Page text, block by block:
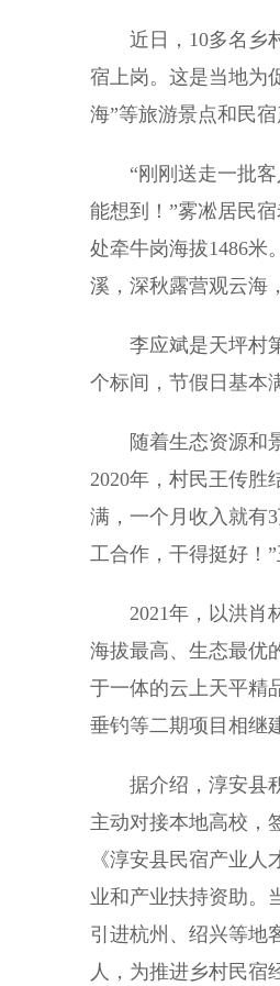
近日，10多名乡村
宿上岗。这是当地为
海”等旅游景点和民
“刚刚送走一批客
能想到！”雾凇居民
处牵牛岗海拔1486米
溪，深秋露营观云海
李应斌是天坪村第
个标间，节假日基本
随着生态资源和景
2020年，村民王传胜
满，一个月收入就有
工合作，干得挺好！”
2021年，以洪肖林
海拔最高、生态最优
于一体的云上天平精
垂钓等二期项目相继
据介绍，淳安县积
主动对接本地高校，
《淳安县民宿产业
业和产业扶持资助。
引进杭州、绍兴等地
人，为推进乡村民宿